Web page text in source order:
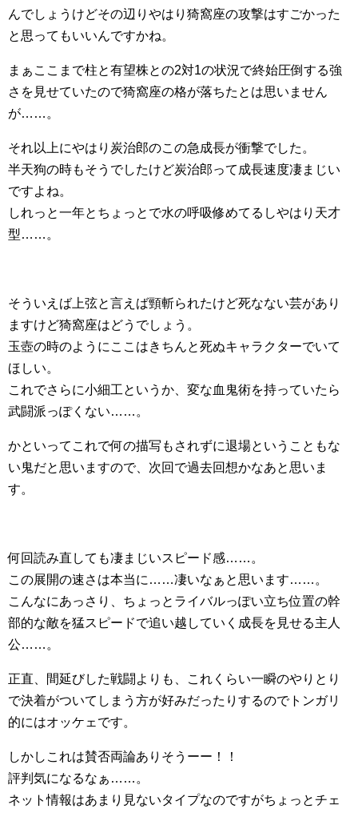
んでしょうけどその辺りやはり猗窩座の攻撃はすごかった
と思ってもいいんですかね。
まぁここまで柱と有望株との2対1の状況で終始圧倒する強
さを見せていたので猗窩座の格が落ちたとは思いません
が……。
それ以上にやはり炭治郎のこの急成長が衝撃でした。
半天狗の時もそうでしたけど炭治郎って成長速度凄まじい
ですよね。
しれっと一年とちょっとで水の呼吸修めてるしやはり天才
型……。
そういえば上弦と言えば頸斬られたけど死なない芸があり
ますけど猗窩座はどうでしょう。
玉壺の時のようにここはきちんと死ぬキャラクターでいて
ほしい。
これでさらに小細工というか、変な血鬼術を持っていたら
武闘派っぽくない……。
かといってこれで何の描写もされずに退場ということもな
い鬼だと思いますので、次回で過去回想かなあと思いま
す。
何回読み直しても凄まじいスピード感……。
この展開の速さは本当に……凄いなぁと思います……。
こんなにあっさり、ちょっとライバルっぽい立ち位置の幹
部的な敵を猛スピードで追い越していく成長を見せる主人
公……。
正直、間延びした戦闘よりも、これくらい一瞬のやりとり
で決着がついてしまう方が好みだったりするのでトンガリ
的にはオッケェです。
しかしこれは賛否両論ありそうーー！！
評判気になるなぁ……。
ネット情報はあまり見ないタイプなのですがちょっとチェ